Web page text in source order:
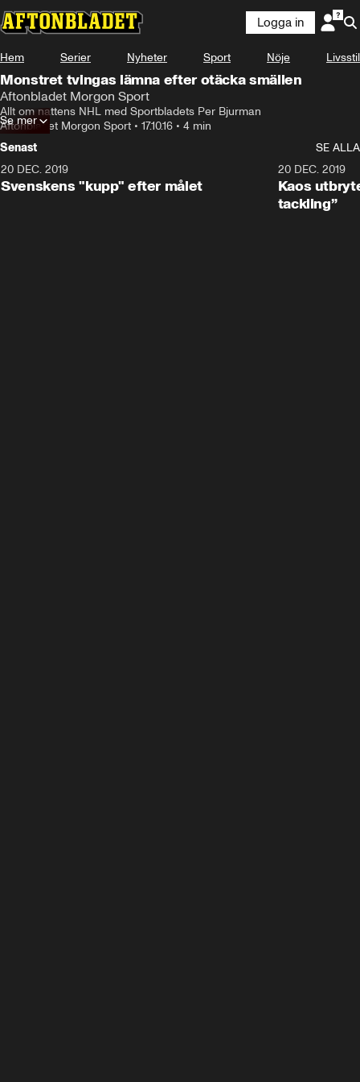
Logga in
Hem Serier Nyheter Sport Nöje Livsstil
Monstret tvingas lämna efter otäcka smällen
Aftonbladet Morgon Sport
Allt om nattens NHL med Sportbladets Per Bjurman
Aftonbladet Morgon Sport • 17.10.16 • 4 min
Se mer
Senast
SE ALLA
20 DEC. 2019
Svenskens "kupp" efter målet
20 DEC. 2019
Kaos
tackling”